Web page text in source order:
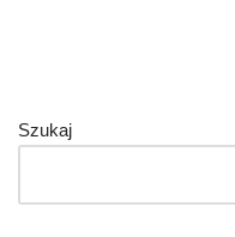
Szukaj